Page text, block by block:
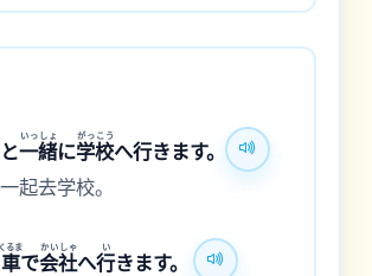
一緒
いっしょ
に学校
がっこう
へ行きます。
起去学校。
車
くるま
で会社
かいしゃ
へ行
い
きます。